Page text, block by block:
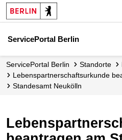
ServicePortal Berlin
ServicePortal Berlin Standorte
Lebenspartnerschaftsurkunde
Standesamt Neukölln